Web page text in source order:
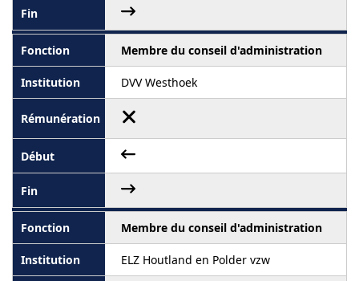
Membre du conseil d'administration
DVV Westhoek
Membre du conseil d'administration
ELZ Houtland en Polder vzw